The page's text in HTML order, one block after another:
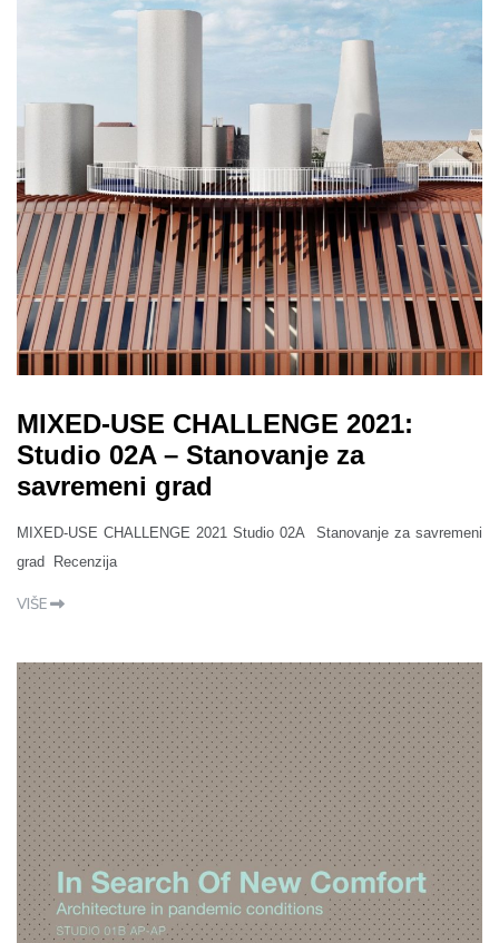
MIXED-USE CHALLENGE 2021:
Studio 02A – Stanovanje za
savremeni grad
MIXED-USE CHALLENGE 2021 Studio 02A Stanovanje za savremeni
grad Recenzija
VIŠE